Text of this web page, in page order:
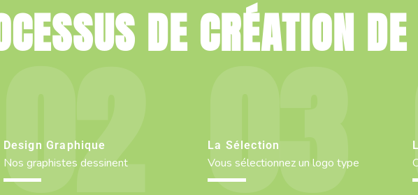
DE CRÉATION
Design Graphique
Nos graphistes dessinent
La Sélection
Vous sélectionnez un logo type